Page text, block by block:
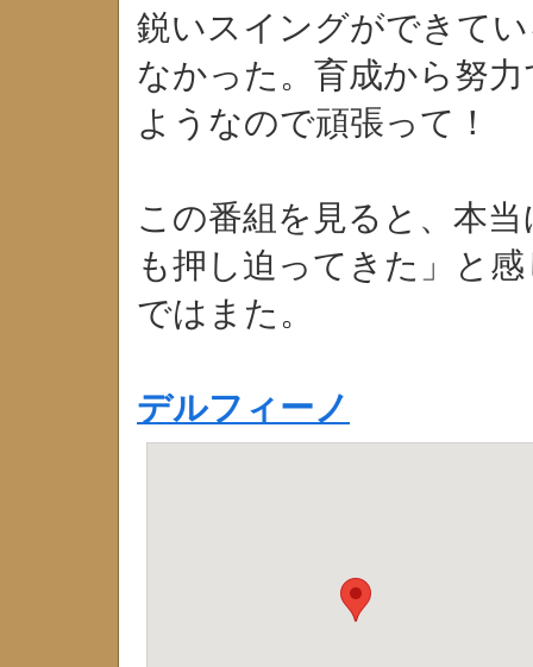
鋭いスイングができて
なかった。育成から努
ようなので頑張って！
この番組を見ると、本
も押し迫ってきた」と
ではまた。
デルフィーノ